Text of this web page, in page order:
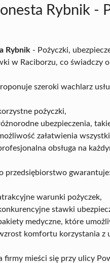
Rybnik -
Rybnik - Pożyczki,
w Raciborzu, co świadczy
szeroki wachlarz
pożyczki,
ubezpieczenia,
załatwienia
obsługa na
przedsiębiorstwo gwarantuje:
warunki pożyczek,
stawki
medyczne, które
komfortu korzystania z
firmy mieści się przy ulicy